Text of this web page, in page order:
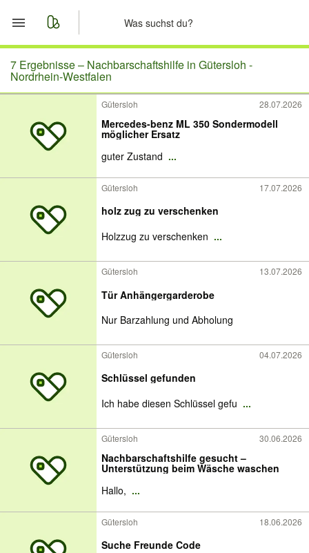
Start
Merkliste
Nachrichten
Anzeige aufgeben
7 Ergebnisse – Nachbarschaftshilfe in Gütersloh -
Nordrhein-Westfalen
Gütersloh 28.07.2026
Mercedes-benz ML 350 Sondermodell
möglicher Ersatz
guter Zustand ...
Gütersloh 17.07.2026
holz zug zu verschenken
Holzzug zu verschenken ...
Gütersloh 13.07.2026
Tür Anhängergarderobe
Nur Barzahlung und Abholung
Gütersloh 04.07.2026
Schlüssel gefunden
Ich habe diesen Schlüssel gefu ...
Gütersloh 30.06.2026
Nachbarschaftshilfe gesucht –
Unterstützung beim Wäsche waschen
Hallo, ...
Gütersloh 18.06.2026
Suche Freunde Code